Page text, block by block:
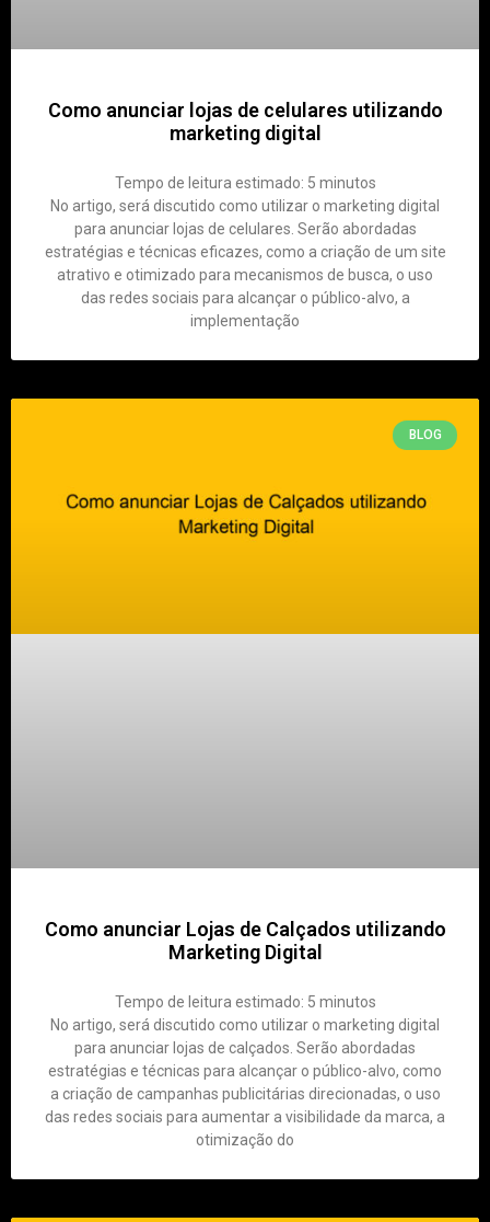
Como anunciar lojas de celulares utilizando
marketing digital
Tempo de leitura estimado: 5 minutos
No artigo, será discutido como utilizar o marketing digital
para anunciar lojas de celulares. Serão abordadas
estratégias e técnicas eficazes, como a criação de um site
atrativo e otimizado para mecanismos de busca, o uso
das redes sociais para alcançar o público-alvo, a
implementação
BLOG
Como anunciar Lojas de Calçados utilizando
Marketing Digital
Tempo de leitura estimado: 5 minutos
No artigo, será discutido como utilizar o marketing digital
para anunciar lojas de calçados. Serão abordadas
estratégias e técnicas para alcançar o público-alvo, como
a criação de campanhas publicitárias direcionadas, o uso
das redes sociais para aumentar a visibilidade da marca, a
otimização do